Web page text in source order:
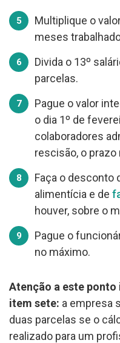
Multiplique o
meses
Divida o 13º
parcelas.
Pague o valor
o dia 1º de
colaboradores
rescisão, o prazo
Faça o desconto
alimentícia e de
houver, sobre o
Pague o
no máximo.
Atenção a este
item sete: a empresa
duas parcelas se o
realizado para um